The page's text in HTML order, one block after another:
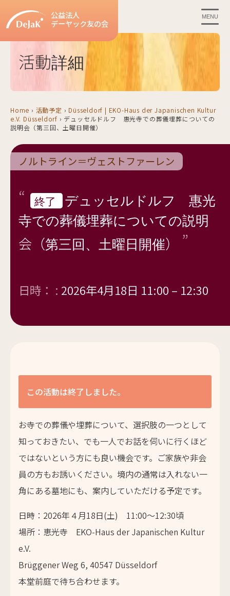
公益法人
デーヤック友の会
MENU
活動詳細
Home › 活動予定 › Düsseldorf | EKO-Haus der Japanischen Kultur
e.V. Düsseldorf › デュッセルドルフ 惠光寺での葬儀埋葬についての
説明会（第三回、土曜日開催）
ノルトライン＝ヴェストファーレン
終了
デュッセルドルフ 惠光
寺での葬儀埋葬についての説明
会（第三回、土曜日開催）
日時： : 2026年4月18日 11:00 – 12:30
この活動は終了しました。
お寺での葬儀や埋葬について、選択肢の一つとして
知っておきたい、でも一人でお話を伺いに行くほど
ではないという方にも良い機会です。ご家族や非会
員の方もお誘いください。境内の通常は入れない一
角にある墓地にも、案内していただける予定です。
日時：2026年４月18日(土) 11:00〜12:30頃
場所：恵光寺 EKO-Haus der Japanischen Kultur
e.V.
Brüggener Weg 6, 40547 Düsseldorf
本堂前庭で待ち合わせます。